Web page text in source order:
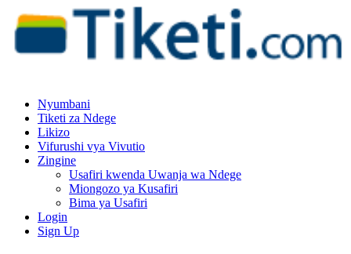
Nyumbani
Tiketi za Ndege
Likizo
Vifurushi vya Vivutio
Zingine
Usafiri kwenda Uwanja wa Ndege
Miongozo ya Kusafiri
Bima ya Usafiri
Login
Sign Up